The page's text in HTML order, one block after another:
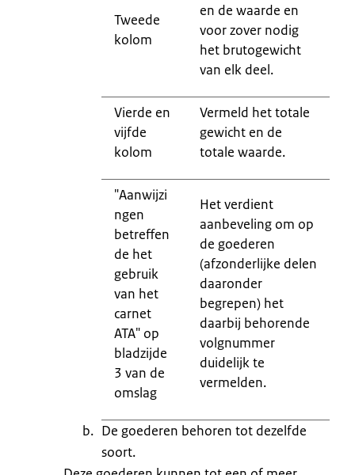
Tweede
kolom
en de waarde en
voor zover nodig
het brutogewicht
van elk deel.
Vierde en
vijfde
kolom
Vermeld het totale
gewicht en de
totale waarde.
"Aanwijzi
ngen
betreffen
de het
gebruik
van het
carnet
ATA" op
bladzijde
3 van de
omslag
Het verdient
aanbeveling om op
de goederen
(afzonderlijke delen
daaronder
begrepen) het
daarbij behorende
volgnummer
duidelijk te
vermelden.
De goederen behoren tot dezelfde
soort.